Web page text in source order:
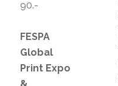
90.-
FESPA
Global
Print Expo
&